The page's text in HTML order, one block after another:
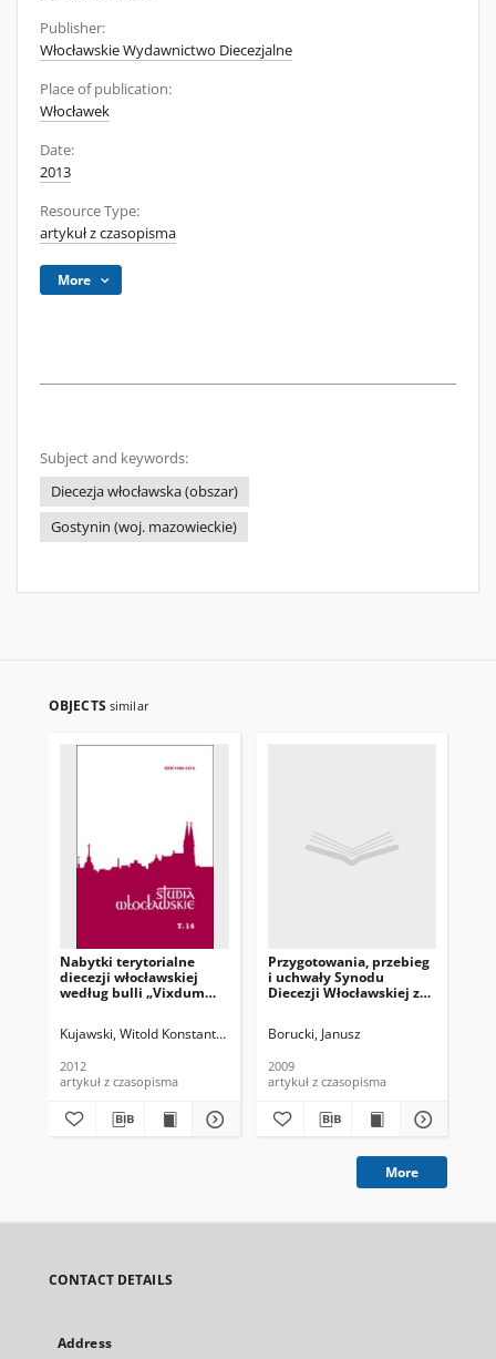
Publisher:
Włocławskie Wydawnictwo Diecezjalne
Place of publication:
Włocławek
Date:
2013
Resource Type:
artykuł z czasopisma
More
Subject and keywords:
Diecezja włocławska (obszar)
Gostynin (woj. mazowieckie)
OBJECTS similar
Nabytki terytorialne
diecezji włocławskiej
według bulli „Vixdum
Kujawski, Witold Konstanty (1938- )
2012
artykuł z czasopisma
Przygotowania, przebieg
i uchwały Synodu
Diecezji Włocławskiej z
Borucki, Janusz
2009
artykuł z czasopisma
More
CONTACT DETAILS
Address